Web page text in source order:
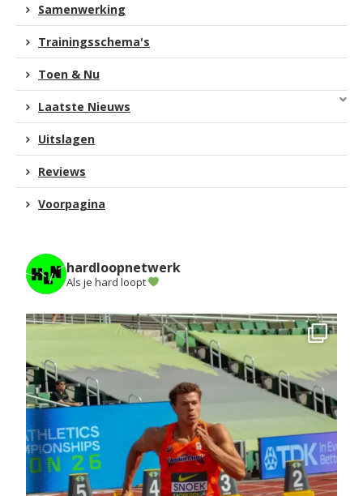
Samenwerking
Trainingsschema's
Toen & Nu
Laatste Nieuws
Uitslagen
Reviews
Voorpagina
hardloopnetwerk
Als je hard loopt